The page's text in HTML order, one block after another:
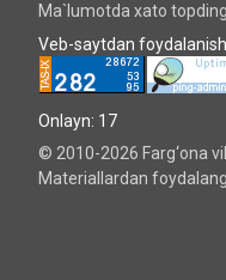
Ma`lumotda xato
Veb-saytdan
Onlayn: 17
© 2010-2026 Farg‘ona
Materiallardan